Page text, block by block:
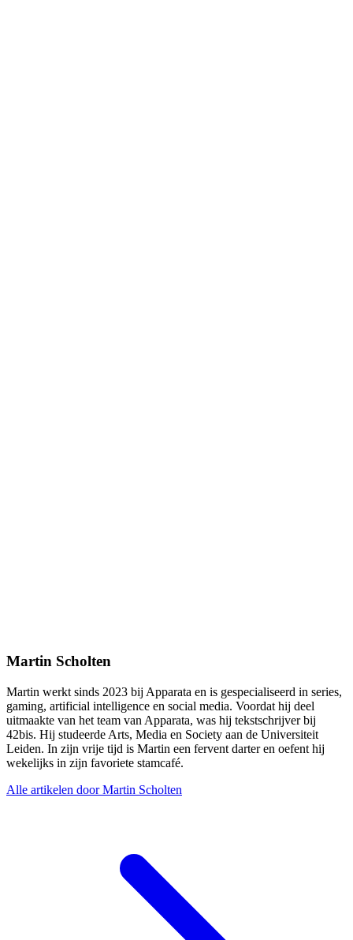
Martin Scholten
Martin werkt sinds 2023 bij Apparata en is gespecialiseerd in series,
gaming, artificial intelligence en social media. Voordat hij deel
uitmaakte van het team van Apparata, was hij tekstschrijver bij
42bis. Hij studeerde Arts, Media en Society aan de Universiteit
Leiden. In zijn vrije tijd is Martin een fervent darter en oefent hij
wekelijks in zijn favoriete stamcafé.
Alle artikelen door Martin Scholten